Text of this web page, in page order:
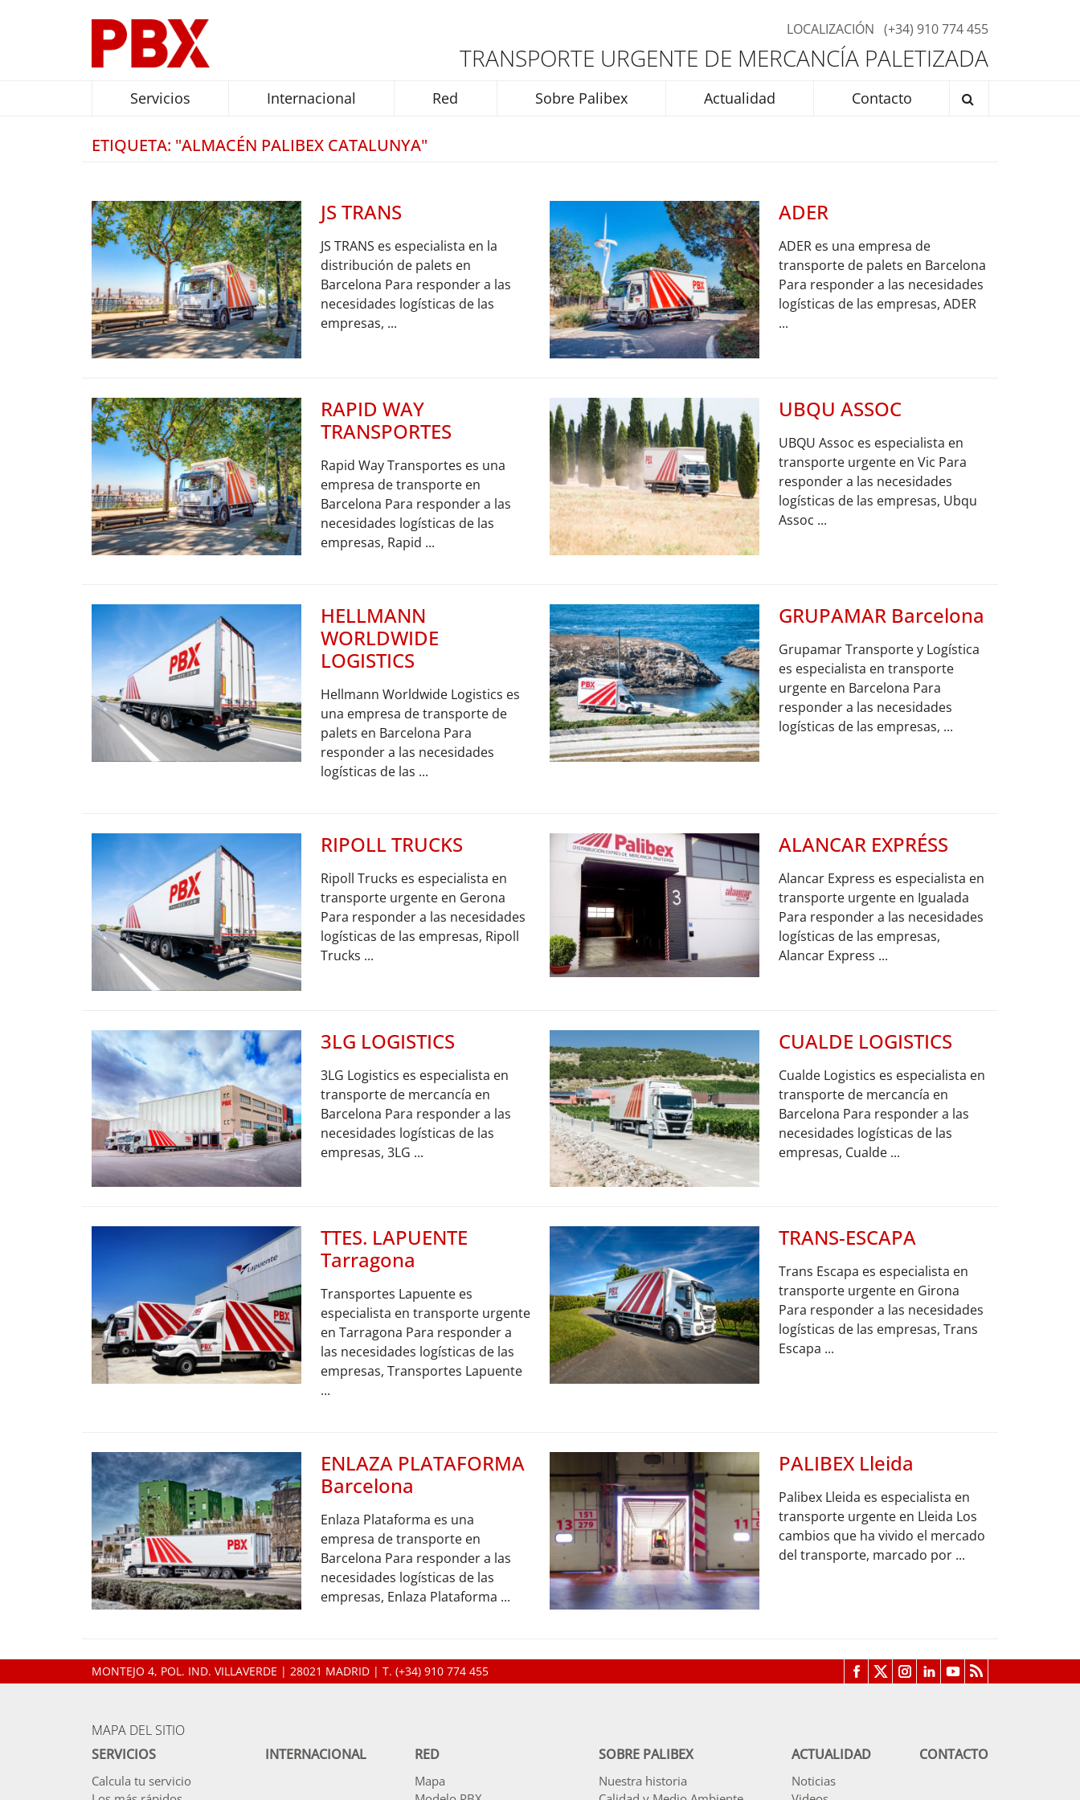
LOCALIZACIÓN (+34) 910 774 455
TRANSPORTE URGENTE DE MERCANCÍA PALETIZADA
Servicios Internacional Red Sobre Palibex Actualidad Contacto
ETIQUETA: "ALMACÉN PALIBEX CATALUNYA"
JS TRANS
JS TRANS es especialista en la
distribución de palets en
Barcelona Para responder a las
necesidades logísticas de las
empresas, ...
ADER
ADER es una empresa de
transporte de palets en Barcelona
Para responder a las necesidades
logísticas de las empresas, ADER
...
RAPID WAY
TRANSPORTES
Rapid Way Transportes es una
empresa de transporte en
Barcelona Para responder a las
necesidades logísticas de las
empresas, Rapid ...
UBQU ASSOC
UBQU Assoc es especialista en
transporte urgente en Vic Para
responder a las necesidades
logísticas de las empresas, Ubqu
Assoc ...
HELLMANN
WORLDWIDE
LOGISTICS
Hellmann Worldwide Logistics es
una empresa de transporte de
palets en Barcelona Para
responder a las necesidades
logísticas de las ...
GRUPAMAR Barcelona
Grupamar Transporte y Logística
es especialista en transporte
urgente en Barcelona Para
responder a las necesidades
logísticas de las empresas, ...
RIPOLL TRUCKS
Ripoll Trucks es especialista en
transporte urgente en Gerona
Para responder a las necesidades
logísticas de las empresas, Ripoll
Trucks ...
ALANCAR EXPRÉSS
Alancar Express es especialista en
transporte urgente en Igualada
Para responder a las necesidades
logísticas de las empresas,
Alancar Express ...
3LG LOGISTICS
3LG Logistics es especialista en
transporte de mercancía en
Barcelona Para responder a las
necesidades logísticas de las
empresas, 3LG ...
CUALDE LOGISTICS
Cualde Logistics es especialista en
transporte de mercancía en
Barcelona Para responder a las
necesidades logísticas de las
empresas, Cualde ...
TTES. LAPUENTE
Tarragona
Transportes Lapuente es
especialista en transporte urgente
en Tarragona Para responder a
las necesidades logísticas de las
empresas, Transportes Lapuente
...
TRANS-ESCAPA
Trans Escapa es especialista en
transporte urgente en Girona
Para responder a las necesidades
logísticas de las empresas, Trans
Escapa ...
ENLAZA PLATAFORMA
Barcelona
Enlaza Plataforma es una
empresa de transporte en
Barcelona Para responder a las
necesidades logísticas de las
empresas, Enlaza Plataforma ...
PALIBEX Lleida
Palibex Lleida es especialista en
transporte urgente en Lleida Los
cambios que ha vivido el mercado
del transporte, marcado por ...
MONTEJO 4, POL. IND. VILLAVERDE | 28021 MADRID | T. (+34) 910 774 455
MAPA DEL SITIO
SERVICIOS
Calcula tu servicio
INTERNACIONAL RED
Mapa
SOBRE PALIBEX
Nuestra historia
ACTUALIDAD
Noticias
CONTACTO